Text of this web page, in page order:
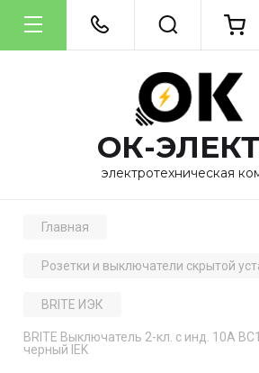
ОК-
электротехническая
Главная
Розетки и выключатели скрытой
BRITE ИЭК
BRITE Выключатель 2-кл. с инд. 10А
черный IEK